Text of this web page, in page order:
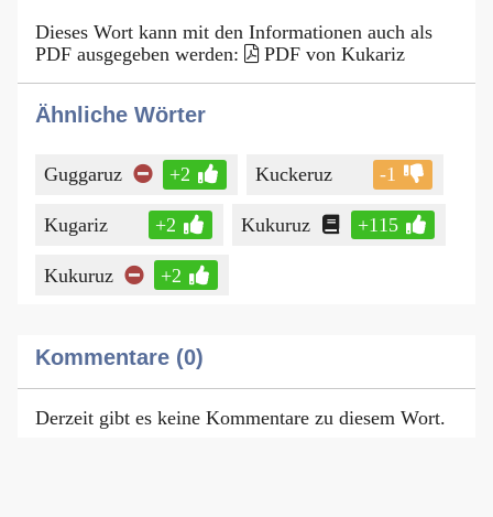
Dieses Wort kann mit den Informationen auch als
PDF ausgegeben werden:
PDF von Kukariz
Ähnliche Wörter
Guggaruz +2 Kuckeruz -1
Kugariz +2 Kukuruz +115
Kukuruz +2
Kommentare (0)
Derzeit gibt es keine Kommentare zu diesem Wort.